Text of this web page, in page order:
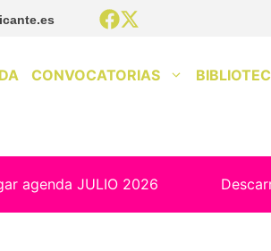
CONVOCATORIAS
agenda JULIO 2026